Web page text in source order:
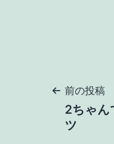
投
稿
前の投稿
2ちゃん
ツ